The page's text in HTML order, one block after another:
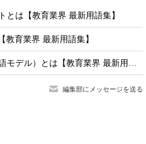
とは【教育業界 最新用語集】
教育業界 最新用語集】
LLM（大規模言語モデル）とは【教育業界 最新用語集】
編集部にメッセージを送る